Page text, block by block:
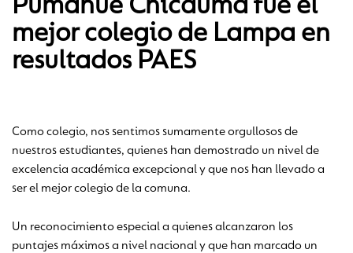
Pumahue Chicauma fue el
mejor colegio de Lampa en
resultados PAES
Como colegio, nos sentimos sumamente orgullosos de
nuestros estudiantes, quienes han demostrado un nivel de
excelencia académica excepcional y que nos han llevado a
ser el mejor colegio de la comuna.
Un reconocimiento especial a quienes alcanzaron los
puntajes máximos a nivel nacional y que han marcado un